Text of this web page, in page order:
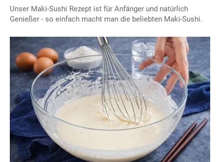
Unser Maki-Sushi Rezept ist für Anfänger und natürlich
Genießer - so einfach macht man die beliebten Maki-Sushi.